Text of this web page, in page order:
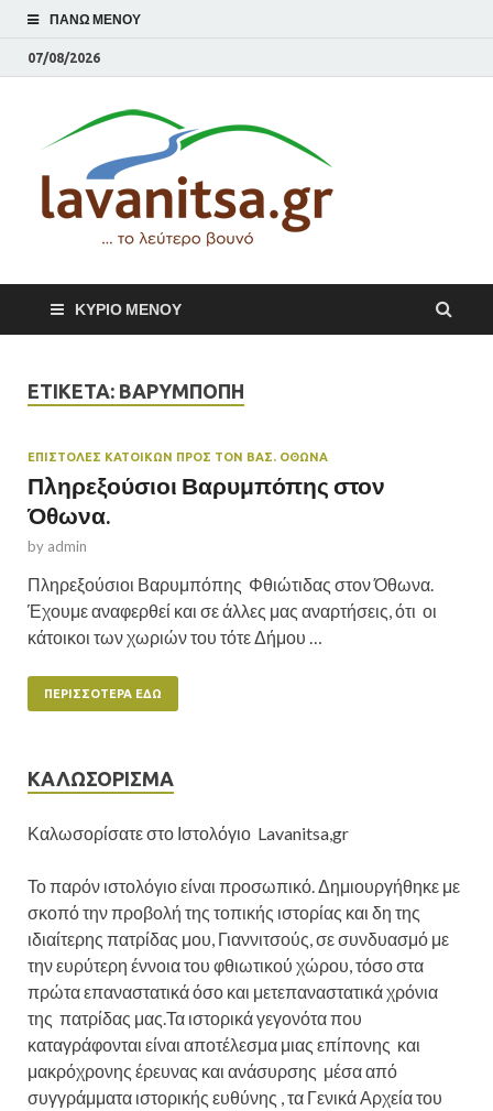
ΠΆΝΩ ΜΕΝΟΎ
07/08/2026
ΚΎΡΙΟ ΜΕΝΟΎ
ΕΤΙΚΈΤΑ: ΒΑΡΥΜΠΌΠΗ
ΕΠΙΣΤΟΛΕΣ ΚΑΤΟΙΚΩΝ ΠΡΟΣ ΤΟΝ ΒΑΣ. ΟΘΩΝΑ
Πληρεξούσιοι Βαρυμπόπης στον
Όθωνα.
by admin
Πληρεξούσιοι Βαρυμπόπης Φθιώτιδας στον Όθωνα.
Έχουμε αναφερθεί και σε άλλες μας αναρτήσεις, ότι οι
κάτοικοι των χωριών του τότε Δήμου …
ΠΕΡΙΣΣΌΤΕΡΑ ΕΔΏ
ΚΑΛΩΣΟΡΙΣΜΑ
Καλωσορίσατε στο Ιστολόγιο Lavanitsa,gr
Το παρόν ιστολόγιο είναι προσωπικό. Δημιουργήθηκε με
σκοπό την προβολή της τοπικής ιστορίας και δη της
ιδιαίτερης πατρίδας μου, Γιαννιτσούς, σε συνδυασμό με
την ευρύτερη έννοια του φθιωτικού χώρου, τόσο στα
πρώτα επαναστατικά όσο και μετεπαναστατικά χρόνια
της πατρίδας μας.Τα ιστορικά γεγονότα που
καταγράφονται είναι αποτέλεσμα μιας επίπονης και
μακρόχρονης έρευνας και ανάσυρσης μέσα από
συγγράμματα ιστορικής ευθύνης , τα Γενικά Αρχεία του